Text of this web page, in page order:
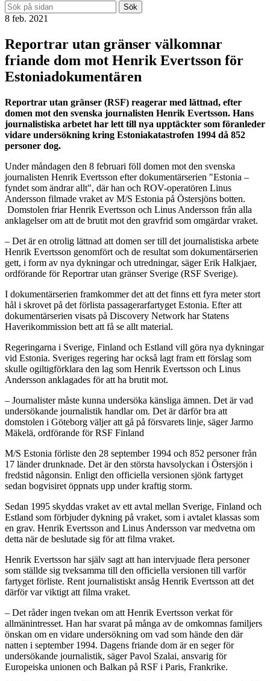
Sök
8 feb. 2021
Reportrar utan gränser välkomnar
friande dom mot Henrik Evertsson för
Estoniadokumentären
Reportrar utan gränser (RSF) reagerar med lättnad, efter
domen mot den svenska journalisten Henrik Evertsson. Hans
journalistiska arbetet har lett till nya upptäckter som föranleder
vidare undersökning kring Estoniakatastrofen 1994 då 852
personer dog.
Under måndagen den 8 februari föll domen mot den svenska
journalisten Henrik Evertsson efter dokumentärserien "Estonia –
fyndet som ändrar allt", där han och ROV-operatören Linus
Andersson filmade vraket av M/S Estonia på Östersjöns botten.
Domstolen friar Henrik Evertsson och Linus Andersson från alla
anklagelser om att de brutit mot den gravfrid som omgärdar vraket.
– Det är en otrolig lättnad att domen ser till det journalistiska arbete
Henrik Evertsson genomfört och de resultat som dokumentärserien
gett, i form av nya dykningar och utredningar, säger Erik Halkjaer,
ordförande för Reportrar utan gränser Sverige (RSF Sverige).
I dokumentärserien framkommer det att det finns ett fyra meter stort
hål i skrovet på det förlista passagerarfartyget Estonia. Efter att
dokumentärserien visats på Discovery Network har Statens
Haverikommission bett att få se allt material.
Regeringarna i Sverige, Finland och Estland vill göra nya dykningar
vid Estonia. Sveriges regering har också lagt fram ett förslag som
skulle ogiltigförklara den lag som Henrik Evertsson och Linus
Andersson anklagades för att ha brutit mot.
– Journalister måste kunna undersöka känsliga ämnen. Det är vad
undersökande journalistik handlar om. Det är därför bra att
domstolen i Göteborg väljer att gå på försvarets linje, säger Jarmo
Mäkelä, ordförande för RSF Finland
M/S Estonia förliste den 28 september 1994 och 852 personer från
17 länder drunknade. Det är den största havsolyckan i Östersjön i
fredstid någonsin. Enligt den officiella versionen sjönk fartyget
sedan bogvisiret öppnats upp under kraftig storm.
Sedan 1995 skyddas vraket av ett avtal mellan Sverige, Finland och
Estland som förbjuder dykning på vraket, som i avtalet klassas som
en grav. Henrik Evertsson and Linus Andersson var medvetna om
detta när de beslutade sig för att filma vraket.
Henrik Evertsson har själv sagt att han intervjuade flera personer
som ställde sig tveksamma till den officiella versionen till varför
fartyget förliste. Rent journalistiskt ansåg Henrik Evertsson att det
därför var viktigt att filma vraket.
– Det råder ingen tvekan om att Henrik Evertsson verkat för
allmänintresset. Han har svarat på många av de omkomnas familjers
önskan om en vidare undersökning om vad som hände den där
natten i september 1994. Dagens friande dom är en seger för
undersökande journalistik, säger Pavol Szalai, ansvarig för
Europeiska unionen och Balkan på RSF i Paris, Frankrike.